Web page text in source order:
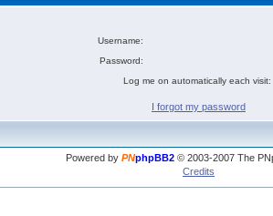
Username:
Password:
Log me on automatically each visit:
I forgot my password
Powered by PNphpBB2 © 2003-2007 The
Credits